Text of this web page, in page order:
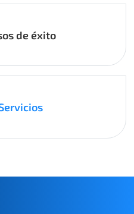
de éxito